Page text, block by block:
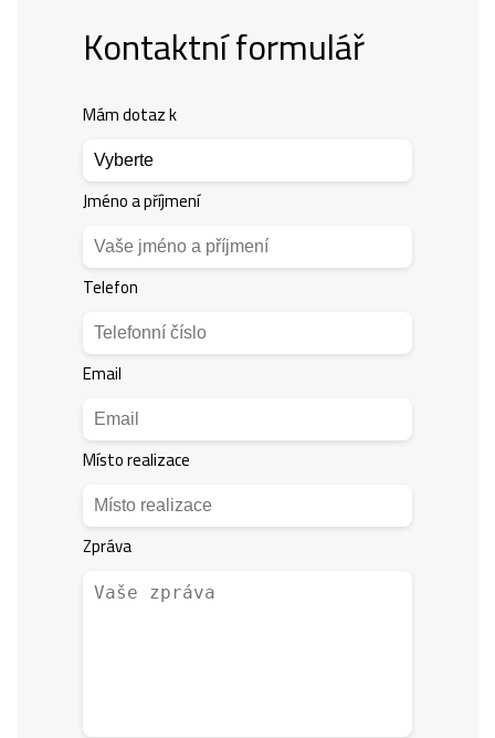
Kontaktní formulář
Mám dotaz k
Jméno a příjmení
Telefon
Email
Místo realizace
Zpráva